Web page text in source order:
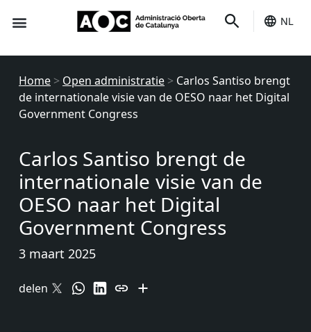
NL
Home > Open administratie > Carlos Santiso brengt
de internationale visie van de OESO naar het Digital
Government Congress
Carlos Santiso brengt de
internationale visie van de
OESO naar het Digital
Government Congress
3 maart 2025
delen